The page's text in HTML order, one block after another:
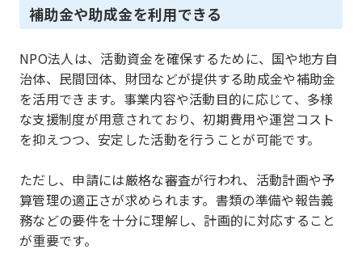
補助金や助成金を利用できる
NPO法人は、活動資金を確保するために、国や地方自
治体、民間団体、財団などが提供する助成金や補助金
を活用できます。事業内容や活動目的に応じて、多様
な支援制度が用意されており、初期費用や運営コスト
を抑えつつ、安定した活動を行うことが可能です。
ただし、申請には厳格な審査が行われ、活動計画や予
算管理の適正さが求められます。書類の準備や報告義
務などの要件を十分に理解し、計画的に対応すること
が重要です。